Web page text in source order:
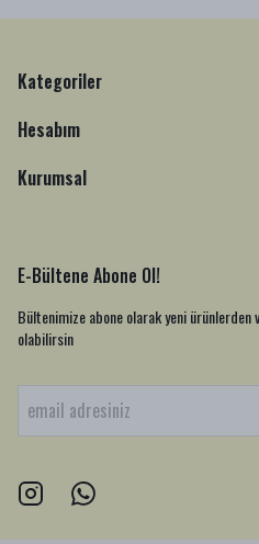
Kategoriler
Hesabım
Kurumsal
E-Bültene Abone Ol!
Bültenimize abone olarak yeni
olabilirsin